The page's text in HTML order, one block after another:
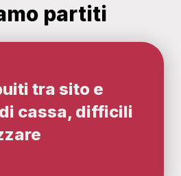
partiti
tra sito e
cassa, difficili